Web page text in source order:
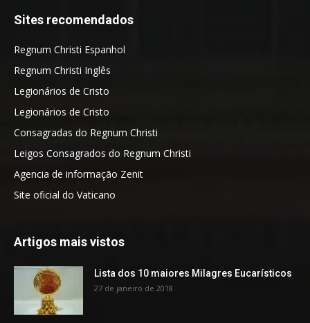
Sites recomendados
Regnum Christi Espanhol
Regnum Christi Inglês
Legionários de Cristo
Legionários de Cristo
Consagradas do Regnum Christi
Leigos Consagrados do Regnum Christi
Agencia de informação Zenit
Site oficial do Vaticano
Artigos mais vistos
Lista dos 10 maiores Milagres Eucarísticos
27 de janeiro de 2018